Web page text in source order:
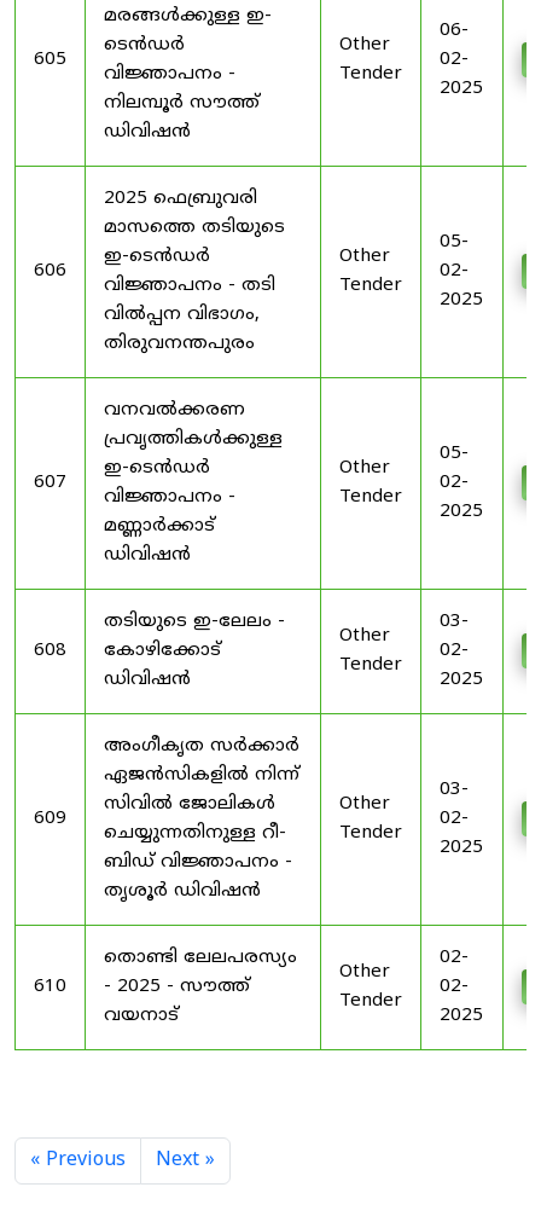
605
മരങ്ങൾക്കുള്ള ഇ-
ടെൻഡർ
വിജ്ഞാപനം -
നിലമ്പൂർ സൗത്ത്
ഡിവിഷൻ
Other
Tender
06-
02-
2025
606
2025 ഫെബ്രുവരി
മാസത്തെ തടിയുടെ
ഇ-ടെൻഡർ
വിജ്ഞാപനം - തടി
വിൽപ്പന വിഭാഗം,
തിരുവനന്തപുരം
Other
Tender
05-
02-
2025
607
വനവൽക്കരണ
പ്രവൃത്തികൾക്കുള്ള
ഇ-ടെൻഡർ
വിജ്ഞാപനം -
മണ്ണാർക്കാട്
ഡിവിഷൻ
Other
Tender
05-
02-
2025
608
തടിയുടെ ഇ-ലേലം -
കോഴിക്കോട്
ഡിവിഷൻ
Other
Tender
03-
02-
2025
609
അംഗീകൃത സർക്കാർ
ഏജൻസികളിൽ നിന്ന്
സിവിൽ ജോലികൾ
ചെയ്യുന്നതിനുള്ള റീ-
ബിഡ് വിജ്ഞാപനം -
തൃശൂർ ഡിവിഷൻ
Other
Tender
03-
02-
2025
610
തൊണ്ടി ലേലപരസ്യം
- 2025 - സൗത്ത്
വയനാട്
Other
Tender
02-
02-
2025
« Previous Next »